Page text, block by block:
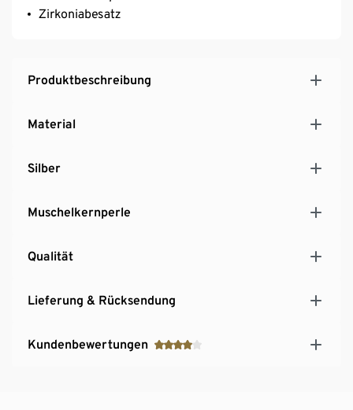
Zirkoniabesatz
Produktbeschreibung
Material
Silber
Muschelkernperle
Qualität
Lieferung & Rücksendung
Kundenbewertungen